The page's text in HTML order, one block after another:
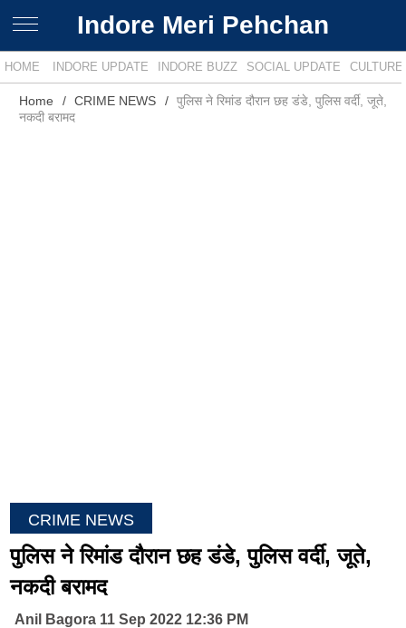
Indore Meri Pehchan
HOME INDORE UPDATE INDORE BUZZ SOCIAL UPDATE
Home CRIME NEWS
पुलिस ने रिमांड दौरान छह डंडे, पुलिस वर्दी, जूते,
नकदी बरामद
CRIME NEWS
पुलिस ने रिमांड दौरान छह डंडे, पुलिस वर्दी, जूते,
नकदी बरामद
Anil Bagora 11 Sep 2022 12:36 PM